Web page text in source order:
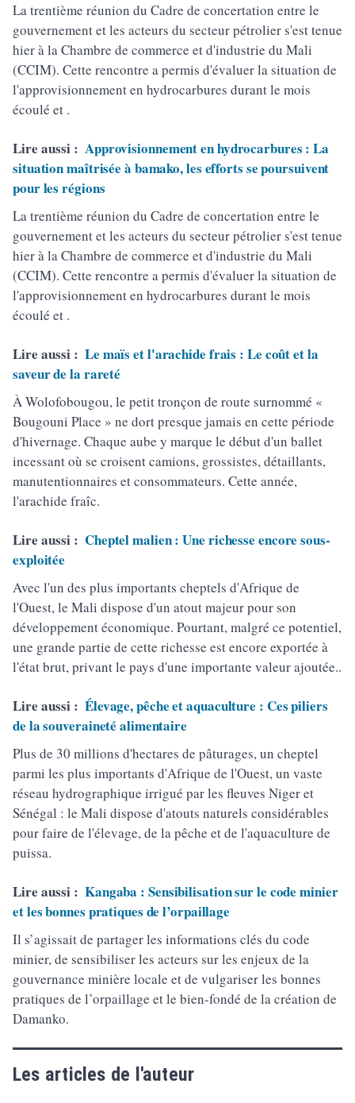
La trentième réunion du Cadre de concertation entre le
gouvernement et les acteurs du secteur pétrolier s'est tenue
hier à la Chambre de commerce et d'industrie du Mali
(CCIM). Cette rencontre a permis d'évaluer la situation de
l'approvisionnement en hydrocarbures durant le mois
écoulé et .
Lire aussi : Approvisionnement en hydrocarbures : La
situation maîtrisée à bamako, les efforts se poursuivent
pour les régions
La trentième réunion du Cadre de concertation entre le
gouvernement et les acteurs du secteur pétrolier s'est tenue
hier à la Chambre de commerce et d'industrie du Mali
(CCIM). Cette rencontre a permis d'évaluer la situation de
l'approvisionnement en hydrocarbures durant le mois
écoulé et .
Lire aussi : Le maïs et l'arachide frais : Le coût et la
saveur de la rareté
À Wolofobougou, le petit tronçon de route surnommé «
Bougouni Place » ne dort presque jamais en cette période
d'hivernage. Chaque aube y marque le début d'un ballet
incessant où se croisent camions, grossistes, détaillants,
manutentionnaires et consommateurs. Cette année,
l'arachide fraîc.
Lire aussi : Cheptel malien : Une richesse encore sous-
exploitée
Avec l'un des plus importants cheptels d'Afrique de
l'Ouest, le Mali dispose d'un atout majeur pour son
développement économique. Pourtant, malgré ce potentiel,
une grande partie de cette richesse est encore exportée à
l'état brut, privant le pays d'une importante valeur ajoutée..
Lire aussi : Élevage, pêche et aquaculture : Ces piliers
de la souveraineté alimentaire
Plus de 30 millions d'hectares de pâturages, un cheptel
parmi les plus importants d'Afrique de l'Ouest, un vaste
réseau hydrographique irrigué par les fleuves Niger et
Sénégal : le Mali dispose d'atouts naturels considérables
pour faire de l'élevage, de la pêche et de l'aquaculture de
puissa.
Lire aussi : Kangaba : Sensibilisation sur le code minier
et les bonnes pratiques de l’orpaillage
Il s’agissait de partager les informations clés du code
minier, de sensibiliser les acteurs sur les enjeux de la
gouvernance minière locale et de vulgariser les bonnes
pratiques de l’orpaillage et le bien-fondé de la création de
Damanko.
Les articles de l'auteur